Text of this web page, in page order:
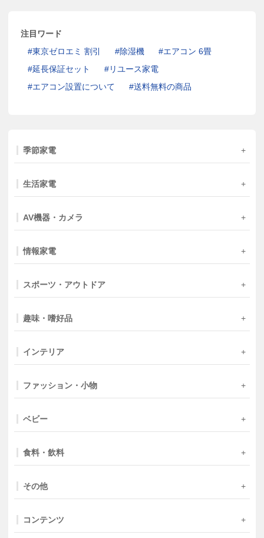
注目ワード
東京ゼロエミ 割引
除湿機
エアコン 6畳
延長保証セット
リユース家電
エアコン設置について
送料無料の商品
季節家電
生活家電
AV機器・カメラ
情報家電
スポーツ・アウトドア
趣味・嗜好品
インテリア
ファッション・小物
ベビー
食料・飲料
その他
コンテンツ